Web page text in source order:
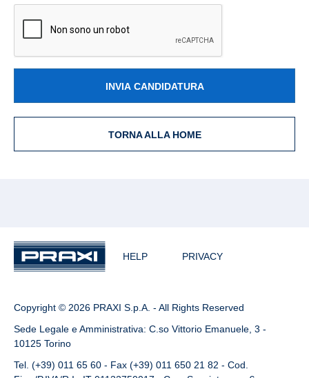
INVIA CANDIDATURA
TORNA ALLA HOME
HELP PRIVACY
Copyright © 2026 PRAXI S.p.A. - All Rights Reserved
Sede Legale e Amministrativa: C.so Vittorio Emanuele, 3 -
10125 Torino
Tel. (+39) 011 65 60 - Fax (+39) 011 650 21 82 - Cod.